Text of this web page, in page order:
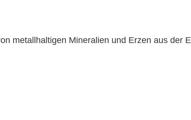
metallhaltigen Mineralien und Erzen aus der